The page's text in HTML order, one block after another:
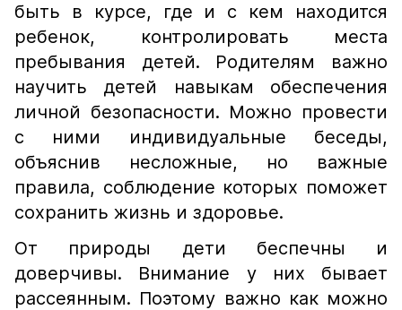
быть в курсе, где и с кем находится
ребенок, контролировать места
пребывания детей. Родителям важно
научить детей навыкам обеспечения
личной безопасности. Можно провести
с ними индивидуальные беседы,
объяснив несложные, но важные
правила, соблюдение которых поможет
сохранить жизнь и здоровье.
От природы дети беспечны и
доверчивы. Внимание у них бывает
рассеянным. Поэтому важно как можно